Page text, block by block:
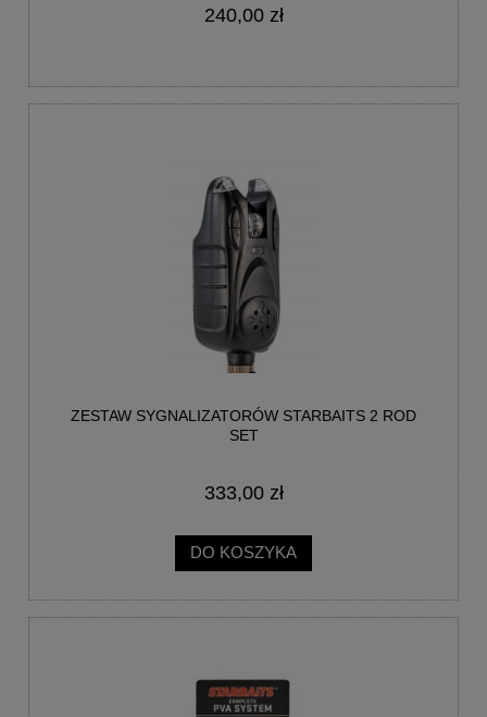
240,00 zł
ZESTAW SYGNALIZATORÓW STARBAITS 2 ROD
SET
333,00 zł
DO KOSZYKA